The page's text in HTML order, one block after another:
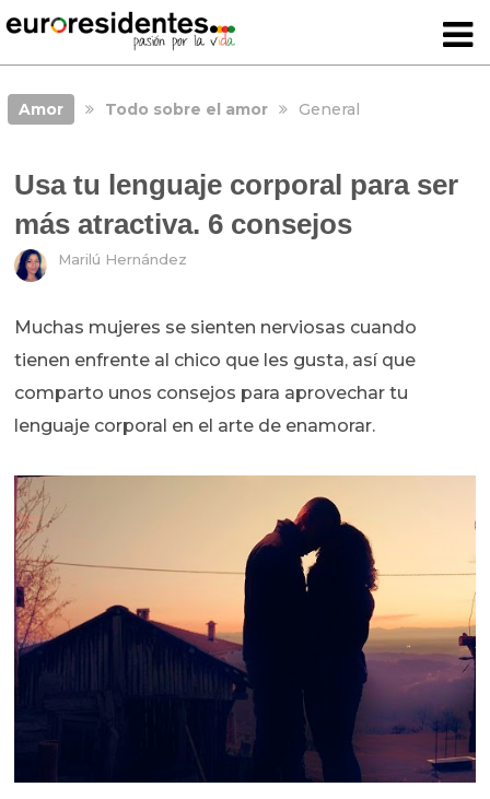
Amor Todo sobre el amor General
Usa tu lenguaje corporal para ser
más atractiva. 6 consejos
Marilú Hernández
Muchas mujeres se sienten nerviosas cuando
tienen enfrente al chico que les gusta, así que
comparto unos consejos para aprovechar tu
lenguaje corporal en el arte de enamorar.